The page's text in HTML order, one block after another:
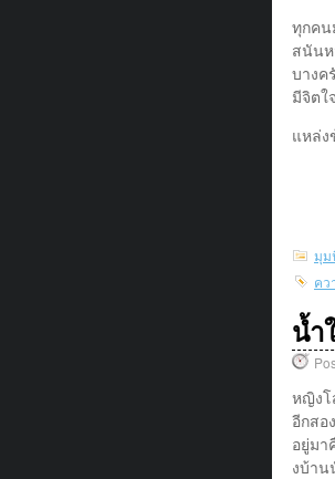
ทุกคน
สนัน
บางค
มีจิตใ
แหล่ง
มุม
คว
น้ำ
หญิงโ
อีกสอง
อยู่มา
งบ้าน